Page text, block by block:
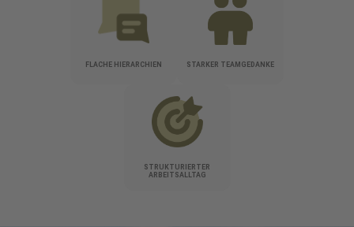
FLACHE HIERARCHIEN STARKER TEAMGEDANKE
STRUKTURIERTER
ARBEITSALLTAG